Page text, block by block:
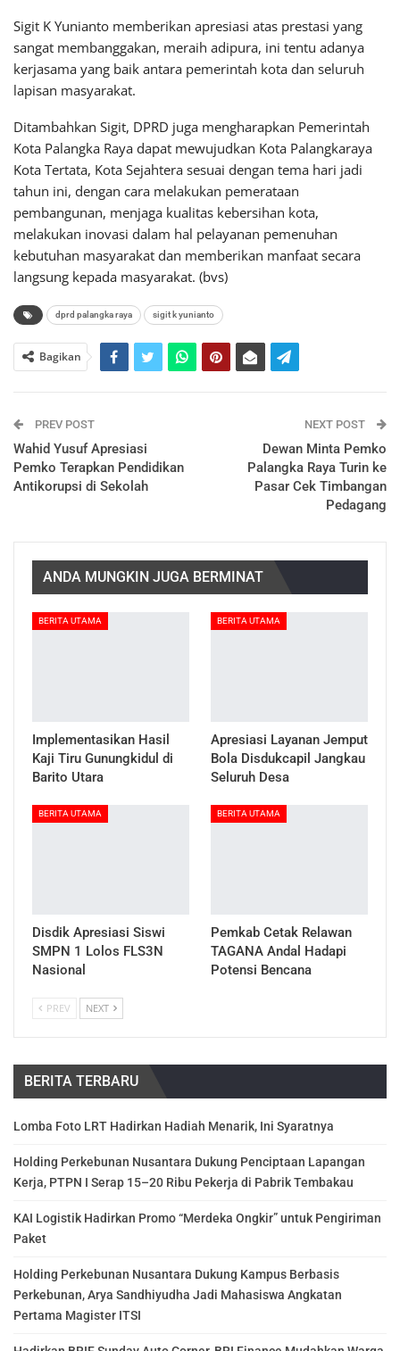
Sigit K Yunianto memberikan apresiasi atas prestasi yang
sangat membanggakan, meraih adipura, ini tentu adanya
kerjasama yang baik antara pemerintah kota dan seluruh
lapisan masyarakat.
Ditambahkan Sigit, DPRD juga mengharapkan Pemerintah
Kota Palangka Raya dapat mewujudkan Kota Palangkaraya
Kota Tertata, Kota Sejahtera sesuai dengan tema hari jadi
tahun ini, dengan cara melakukan pemerataan
pembangunan, menjaga kualitas kebersihan kota,
melakukan inovasi dalam hal pelayanan pemenuhan
kebutuhan masyarakat dan memberikan manfaat secara
langsung kepada masyarakat. (bvs)
dprd palangka raya sigit k yunianto
Bagikan
PREV POST
Wahid Yusuf Apresiasi
Pemko Terapkan Pendidikan
Antikorupsi di Sekolah
NEXT POST
Dewan Minta Pemko
Palangka Raya Turin ke
Pasar Cek Timbangan
Pedagang
ANDA MUNGKIN JUGA BERMINAT
BERITA UTAMA
Implementasikan Hasil
Kaji Tiru Gunungkidul di
Barito Utara
BERITA UTAMA
Apresiasi Layanan Jemput
Bola Disdukcapil Jangkau
Seluruh Desa
BERITA UTAMA
Disdik Apresiasi Siswi
SMPN 1 Lolos FLS3N
Nasional
BERITA UTAMA
Pemkab Cetak Relawan
TAGANA Andal Hadapi
Potensi Bencana
PREV NEXT
BERITA TERBARU
Lomba Foto LRT Hadirkan Hadiah Menarik, Ini Syaratnya
Holding Perkebunan Nusantara Dukung Penciptaan Lapangan
Kerja, PTPN I Serap 15–20 Ribu Pekerja di Pabrik Tembakau
KAI Logistik Hadirkan Promo “Merdeka Ongkir” untuk Pengiriman
Paket
Holding Perkebunan Nusantara Dukung Kampus Berbasis
Perkebunan, Arya Sandhiyudha Jadi Mahasiswa Angkatan
Pertama Magister ITSI